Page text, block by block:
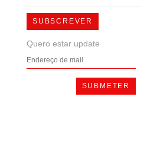
SUBSCREVER
Quero estar update